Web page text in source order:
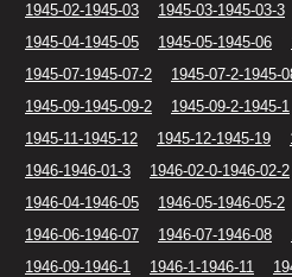
1945-02-1945-03
1945-03-1945-03-3
1945-04-1945-05
1945-05-1945-06
1945-07-1945-07-2
1945-07-2-1945-
1945-09-1945-09-2
1945-09-2-1945-1
1945-11-1945-12
1945-12-1945-19
1946-1946-01-3
1946-02-0-1946-02-2
1946-04-1946-05
1946-05-1946-05-2
1946-06-1946-07
1946-07-1946-08
1946-09-1946-1
1946-1-1946-11